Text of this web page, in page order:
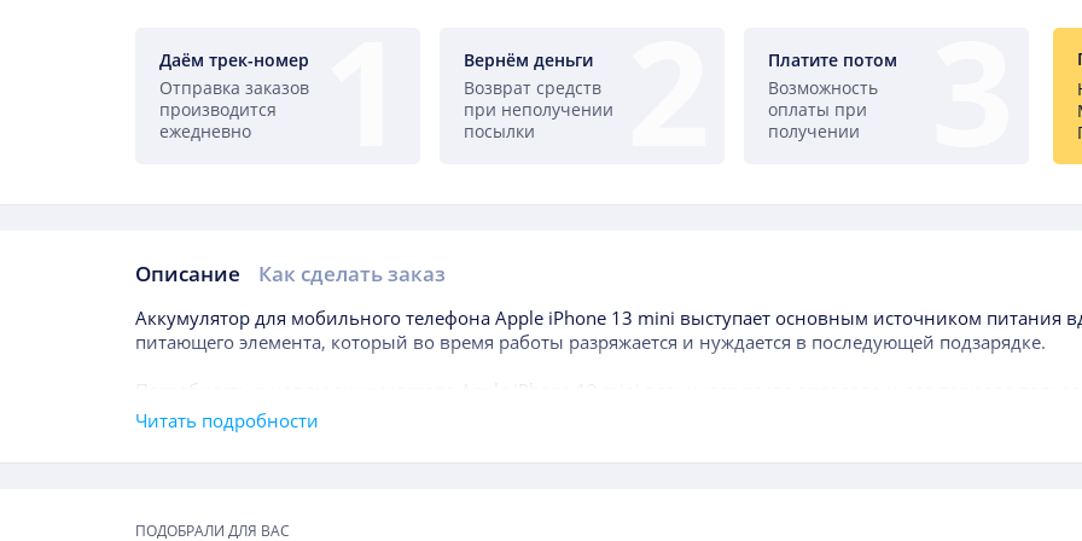
Даём трек-номер
Отправка заказов
производится
ежедневно
Вернём деньги
Возврат средств
при неполучении
посылки
Платите потом
Возможность
оплаты при
получении
Описание Как сделать заказ
Описание
Аккумулятор для мобильного телефона Apple iPhone 13 mini выступает основным источником питания
питающего элемента, который во время работы разряжается и нуждается в последующей подзарядке.
Потребность в новом аккумуляторе
возникает после определенного периода
произойти даже в течение года после покупки гаджета, когда аккумуляторная батарея, находящаяся в
правило, продолжительность срока службы батареи значительно меньше, чем самого аппарата.
Читать подробности
ПОДОБРАЛИ ДЛЯ ВАС